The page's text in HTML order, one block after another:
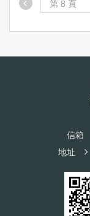
信箱
地址